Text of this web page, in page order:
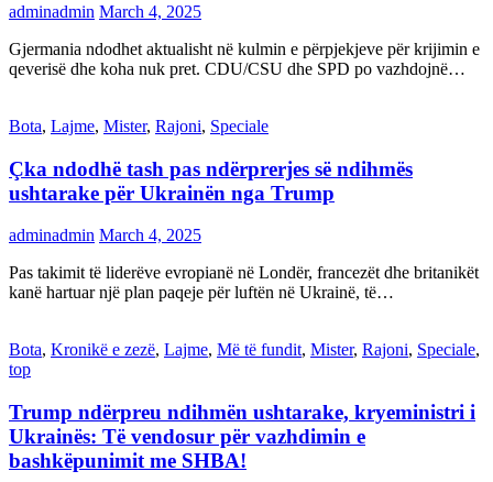
adminadmin March 4, 2025
Gjermania ndodhet aktualisht në kulmin e përpjekjeve për krijimin e
qeverisë dhe koha nuk pret. CDU/CSU dhe SPD po vazhdojnë…
Bota, Lajme, Mister, Rajoni, Speciale
Çka ndodhë tash pas ndërprerjes së ndihmës
ushtarake për Ukrainën nga Trump
adminadmin March 4, 2025
Pas takimit të liderëve evropianë në Londër, francezët dhe britanikët
kanë hartuar një plan paqeje për luftën në Ukrainë, të…
Bota, Kronikë e zezë, Lajme, Më të fundit, Mister, Rajoni, Speciale,
top
Trump ndërpreu ndihmën ushtarake, kryeministri i
Ukrainës: Të vendosur për vazhdimin e
bashkëpunimit me SHBA!